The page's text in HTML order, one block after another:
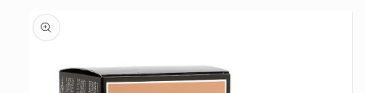
Passer aux
informations
produits